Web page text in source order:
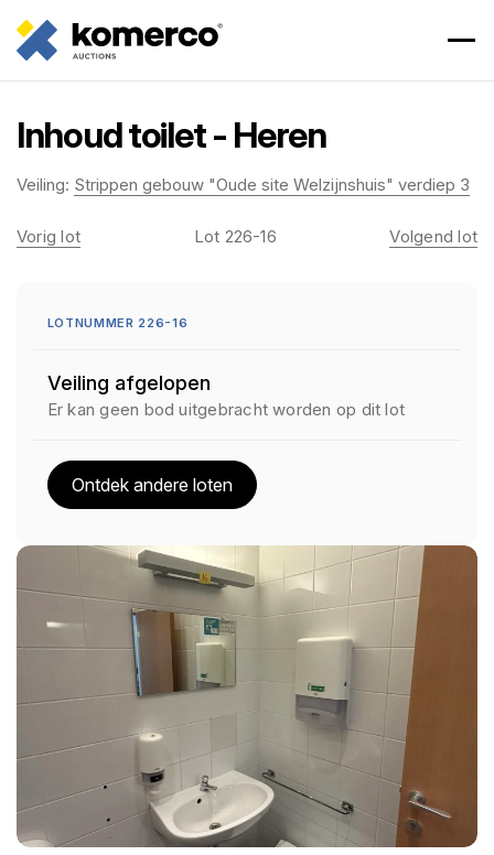
Inhoud toilet - Heren
Veiling: Strippen gebouw "Oude site Welzijnshuis" verdiep 3
Vorig lot Lot 226-16 Volgend lot
LOTNUMMER 226-16
Veiling afgelopen
Er kan geen bod uitgebracht worden op dit lot
Ontdek andere loten